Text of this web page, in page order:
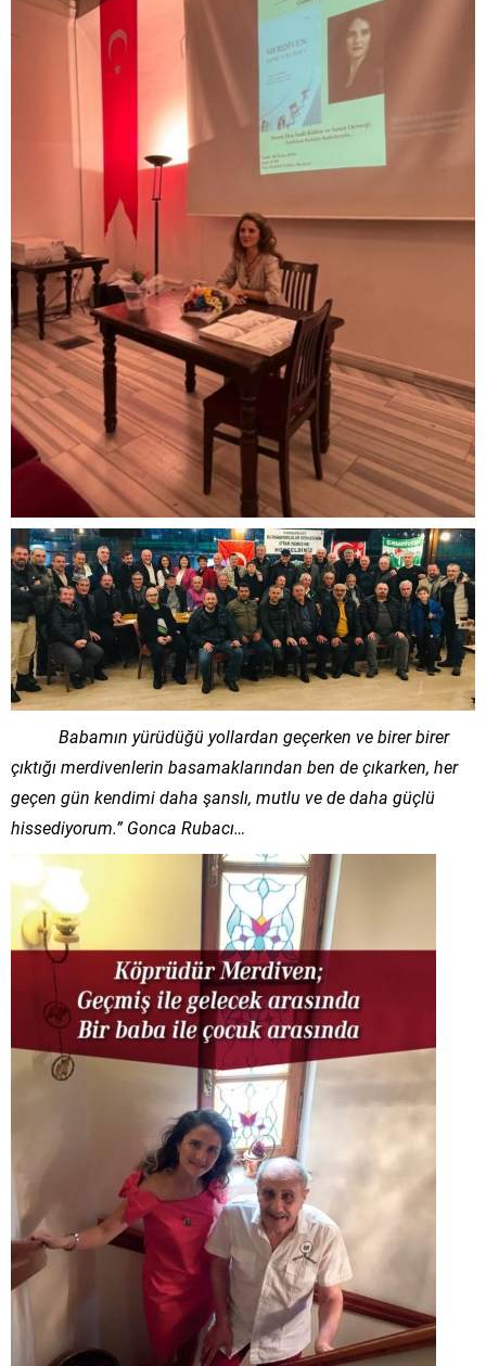
Babamın yürüdüğü yollardan geçerken ve birer birer
çıktığı merdivenlerin basamaklarından ben de çıkarken, her
geçen gün kendimi daha şanslı, mutlu ve de daha güçlü
hissediyorum.” Gonca Rubacı…